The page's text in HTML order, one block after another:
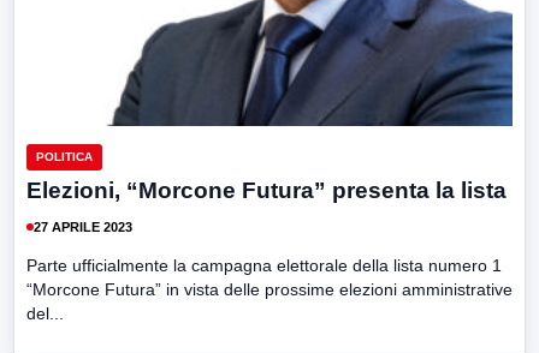
POLITICA
Elezioni, “Morcone Futura” presenta la lista
27 APRILE 2023
Parte ufficialmente la campagna elettorale della lista numero 1
“Morcone Futura” in vista delle prossime elezioni amministrative
del...